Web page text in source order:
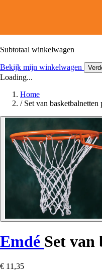
Subtotaal winkelwagen
Bekijk mijn winkelwagen
Loading...
Home
/ Set van
Emdé Set van
€ 11,35